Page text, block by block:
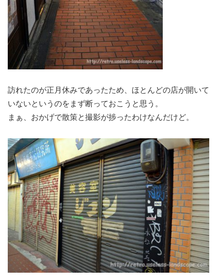
訪れたのが正月休みであったため、ほとんどの店が開いて
いないというのをまず断っておこうと思う。
まぁ、おかげで散策と撮影が捗ったわけなんだけど。